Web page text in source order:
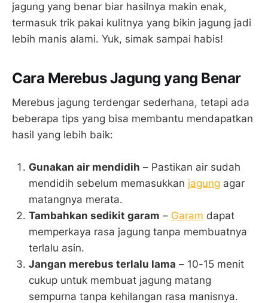
jagung yang benar biar hasilnya makin enak,
termasuk trik pakai kulitnya yang bikin jagung jadi
lebih manis alami. Yuk, simak sampai habis!
Cara Merebus Jagung yang Benar
Merebus jagung terdengar sederhana, tetapi ada
beberapa tips yang bisa membantu mendapatkan
hasil yang lebih baik:
Gunakan air mendidih – Pastikan air sudah
mendidih sebelum memasukkan jagung agar
matangnya merata.
Tambahkan sedikit garam – Garam dapat
memperkaya rasa jagung tanpa membuatnya
terlalu asin.
Jangan merebus terlalu lama – 10-15 menit
cukup untuk membuat jagung matang
sempurna tanpa kehilangan rasa manisnya.